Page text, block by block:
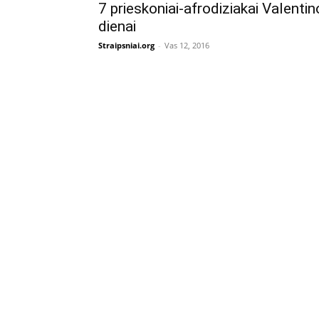
7 prieskoniai-afrodiziakai
dienai
Straipsniai.org - Vas 12, 2016